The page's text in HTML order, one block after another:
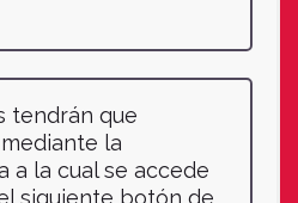
tendrán que
la
a la cual se accede
siguiente botón de